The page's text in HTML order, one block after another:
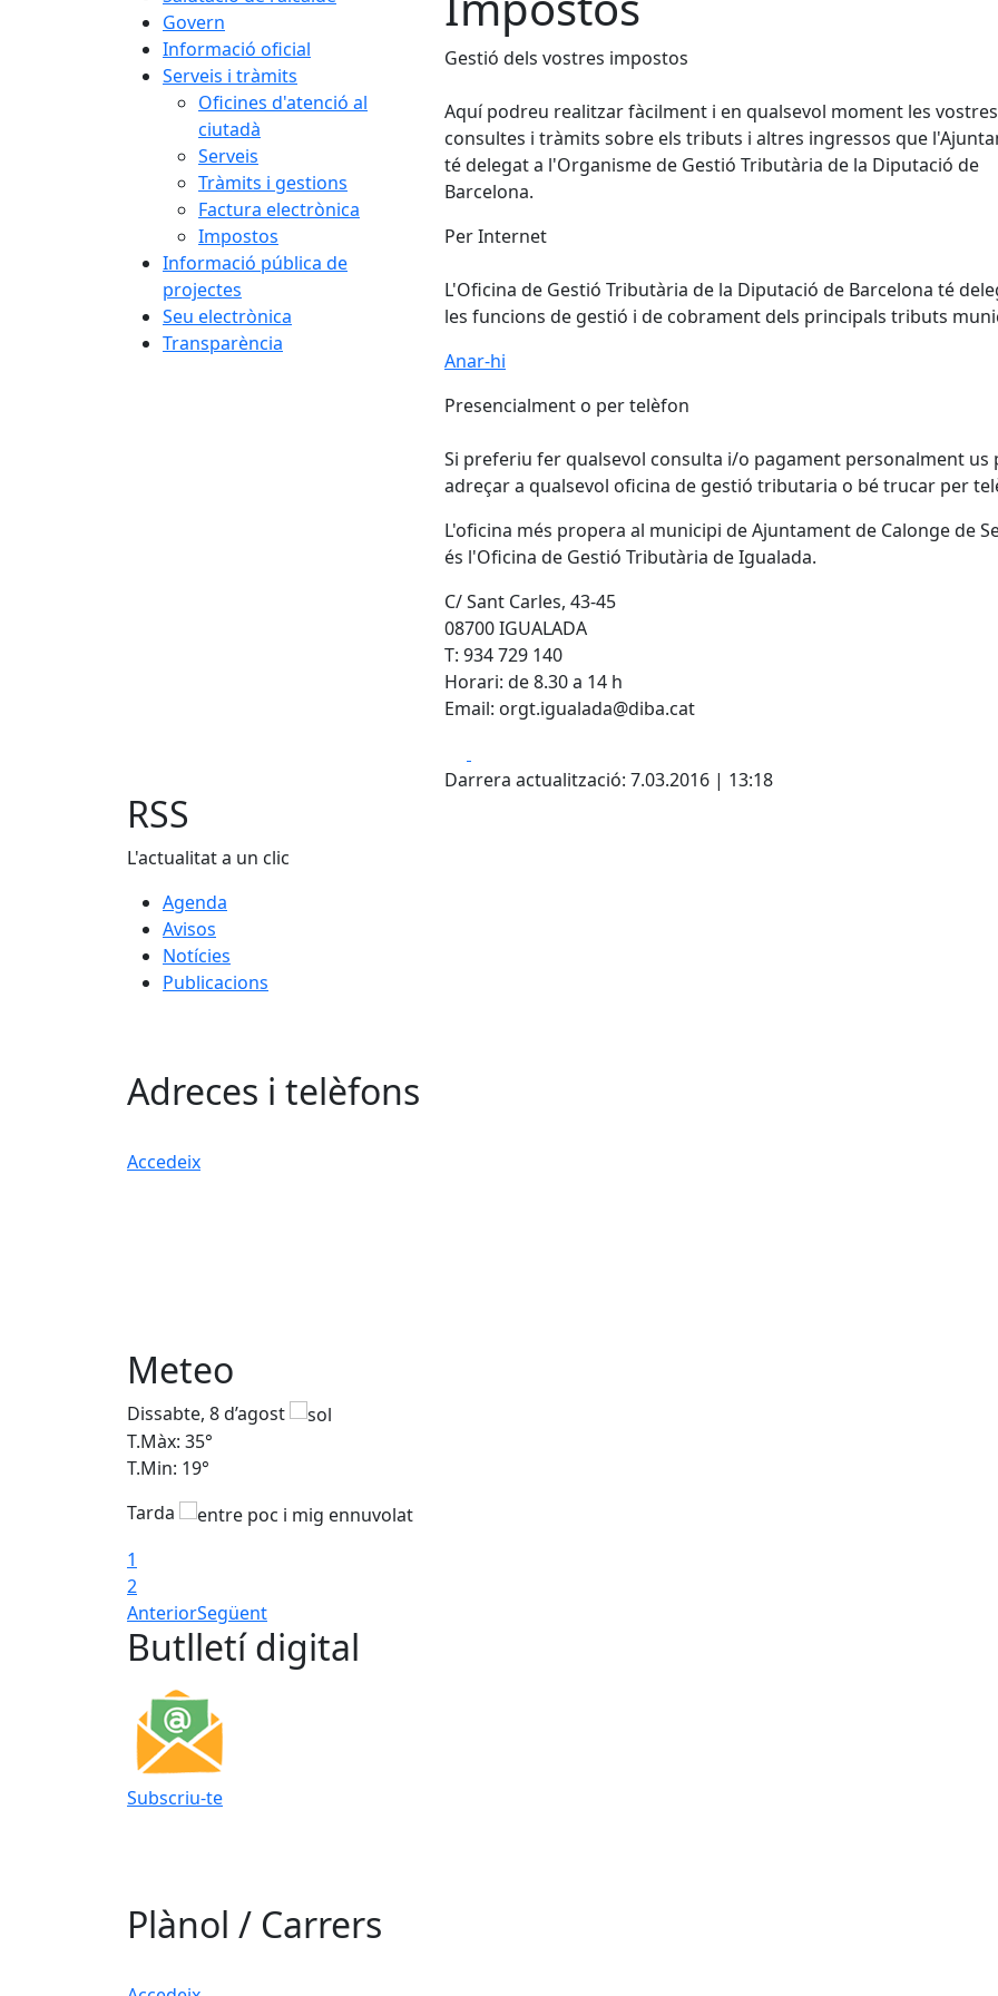
Govern
Informació oficial
Serveis i tràmits
Oficines d'atenció al
ciutadà
Serveis
Tràmits i gestions
Factura electrònica
Impostos
Informació pública de
projectes
Seu electrònica
Transparència
Gestió dels vostres impostos
Aquí podreu realitzar fàcilment i en qualsevol moment les vostres
consultes i tràmits sobre els tributs i altres ingressos que
té delegat a l'Organisme de Gestió Tributària de la Diputació de
Barcelona.
Per Internet
L'Oficina de Gestió Tributària de la Diputació de Barcelona té
les funcions de gestió i de cobrament dels principals tributs
Anar-hi
Presencialment o per telèfon
Si preferiu fer qualsevol consulta i/o pagament personalment us
adreçar a qualsevol oficina de gestió tributaria o bé trucar per
L'oficina més propera al municipi de Ajuntament de Calonge de
és l'Oficina de Gestió Tributària de Igualada.
C/ Sant Carles, 43-45
08700 IGUALADA
T: 934 729 140
Horari: de 8.30 a 14 h
Email: orgt.igualada@diba.cat
Darrera actualització: 7.03.2016 | 13:18
RSS
L'actualitat a un clic
Agenda
Avisos
Notícies
Publicacions
Adreces i telèfons
Accedeix
Meteo
Dissabte, 8 d’agost
T.Màx: 35°
T.Min: 19°
Tarda
1
2
AnteriorSegüent
Butlletí digital
Subscriu-te
Plànol / Carrers